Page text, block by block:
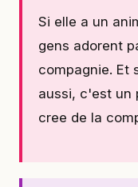
Si elle a un
gens adorent
compagnie. Et
aussi, c'est un
cree de la